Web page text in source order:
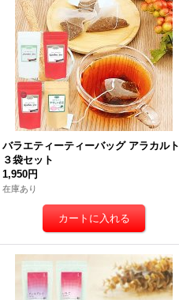
バラエティーティーバッグ アラカルト
３袋セット
1,950円
在庫あり